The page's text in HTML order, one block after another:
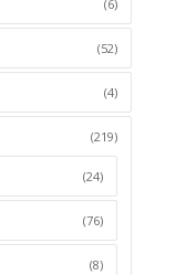
(6)
(52)
(4)
(219)
(24)
(76)
(8)